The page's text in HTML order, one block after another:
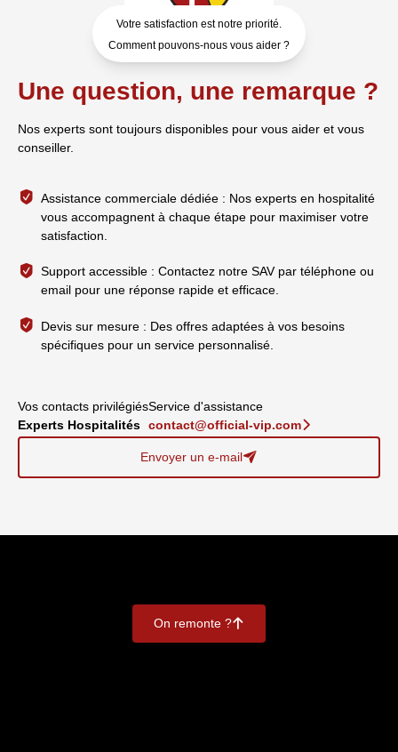
Votre satisfaction est notre priorité.
Comment pouvons-nous vous aider ?
Une question, une remarque ?
Nos experts sont toujours disponibles pour vous aider et vous
conseiller.
Assistance commerciale dédiée : Nos experts en hospitalité
vous accompagnent à chaque étape pour maximiser votre
satisfaction.
Support accessible : Contactez notre SAV par téléphone ou
email pour une réponse rapide et efficace.
Devis sur mesure : Des offres adaptées à vos besoins
spécifiques pour un service personnalisé.
Vos contacts privilégiés
Experts Hospitalités
Service d'assistance
contact@official-vip.com􀆊
Envoyer un e-mail􀈠
On remonte ?􀄨